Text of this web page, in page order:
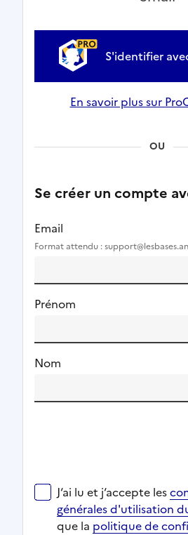
S'identifier
En savoir plus sur
OU
Se créer un compte
Email
Format attendu :
Prénom
Nom
J‘ai lu et j‘accepte les
Ouverture dans un nouvel
Ouverture dans un nouvel
J‘ai lu et j‘accepte les
générales d'utilisation
Ouverture dans un
que la politique de